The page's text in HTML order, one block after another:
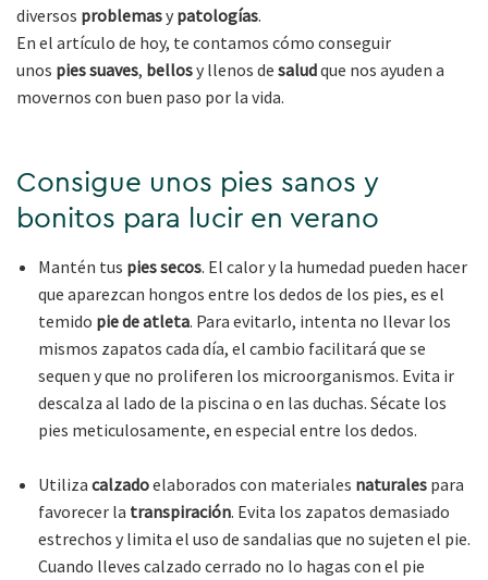
diversos problemasy patologías.
En el artículo de hoy, te contamos cómo conseguir
unos piessuaves, bellosy llenos de saludque nos ayuden a
movernos con buen paso por la vida.
Consigue unos pies sanos y
bonitos para lucir en verano
Mantén tus pies secos. El calor y la humedad pueden hacer
que aparezcan hongos entre los dedos de los pies, es el
temido pie de atleta. Para evitarlo, intenta no llevar los
mismos zapatos cada día, el cambio facilitará que se
sequen y que no proliferen los microorganismos. Evita ir
descalza al lado de la piscina o en las duchas. Sécate los
pies meticulosamente, en especial entre los dedos.
Utiliza calzadoelaborados con materiales naturales para
favorecer la transpiración. Evita los zapatos demasiado
estrechos y limita el uso de sandalias que no sujeten el pie.
Cuando lleves calzado cerrado no lo hagas con el pie